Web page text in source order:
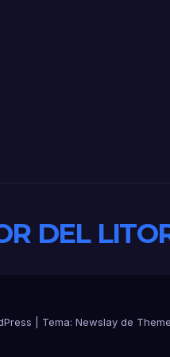
DEL
Tema: Newslay de